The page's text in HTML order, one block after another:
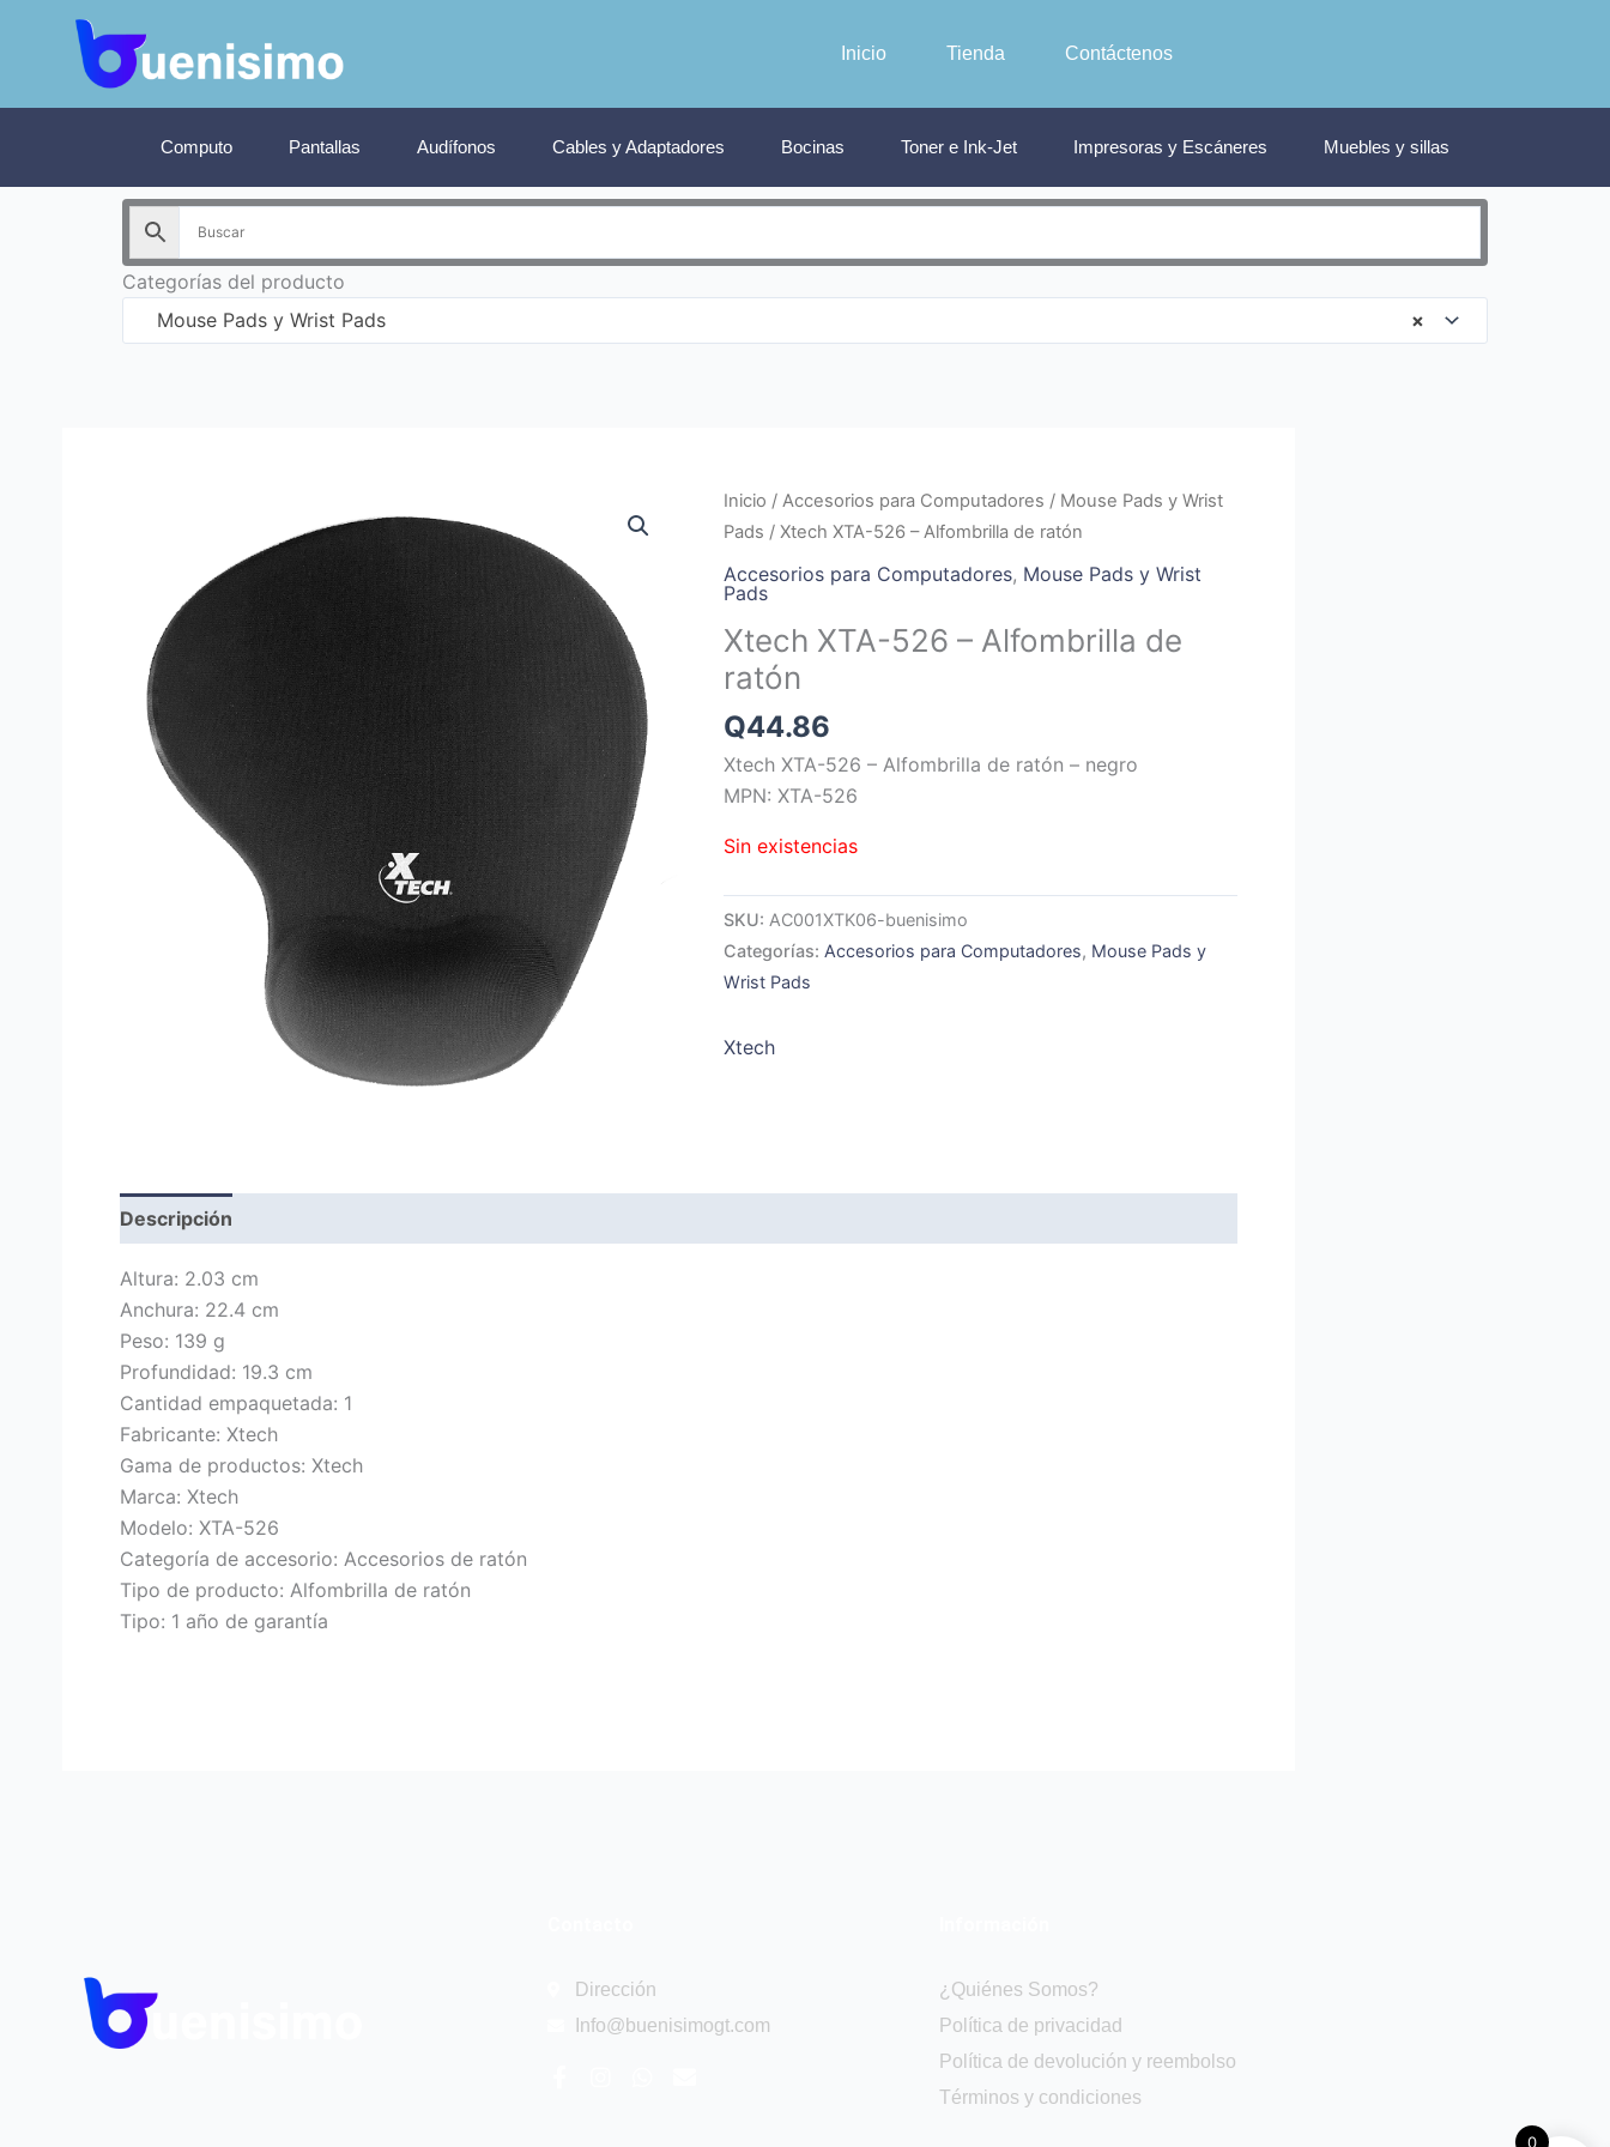
contenido
Inicio Tienda Contáctenos
Computo Pantallas Audífonos Cables y Adaptadores Bocinas Toner e Ink-Jet Impresoras y Escáneres Muebles y sillas
Categorías del producto
×
Mouse Pads y Wrist Pads
Inicio / Accesorios para Computadores / Mouse Pads y Wrist
Pads / Xtech XTA-526 – Alfombrilla de ratón
Accesorios para Computadores, Mouse Pads y Wrist
Pads
Xtech XTA-526 – Alfombrilla de
ratón
Q44.86
Xtech XTA-526 – Alfombrilla de ratón – negro
MPN: XTA-526
Sin existencias
SKU: AC001XTK06-buenisimo
Categorías: Accesorios para Computadores, Mouse Pads y
Wrist Pads
Xtech
Descripción
Altura: 2.03 cm
Anchura: 22.4 cm
Peso: 139 g
Profundidad: 19.3 cm
Cantidad empaquetada: 1
Fabricante: Xtech
Gama de productos: Xtech
Marca: Xtech
Modelo: XTA-526
Categoría de accesorio: Accesorios de ratón
Tipo de producto: Alfombrilla de ratón
Tipo: 1 año de garantía
Dirección
Info@buenisimogt.com
¿Quiénes Somos?
Política de privacidad
Política de devolución y reembolso
Términos y condiciones
0